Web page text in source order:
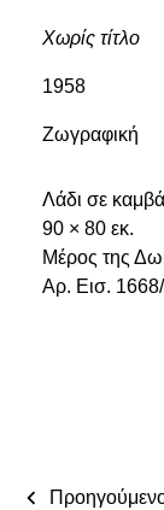
Χωρίς τίτλο
1958
Ζωγραφική
Λάδι σε καμβά
90 × 80 εκ.
Μέρος της
Αρ. Εισ.